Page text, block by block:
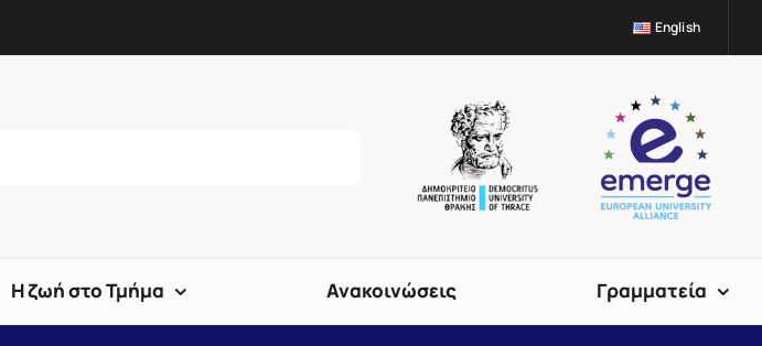
English
Η ζωή στο Τμήμα Ανακοινώσεις Γραμματεία